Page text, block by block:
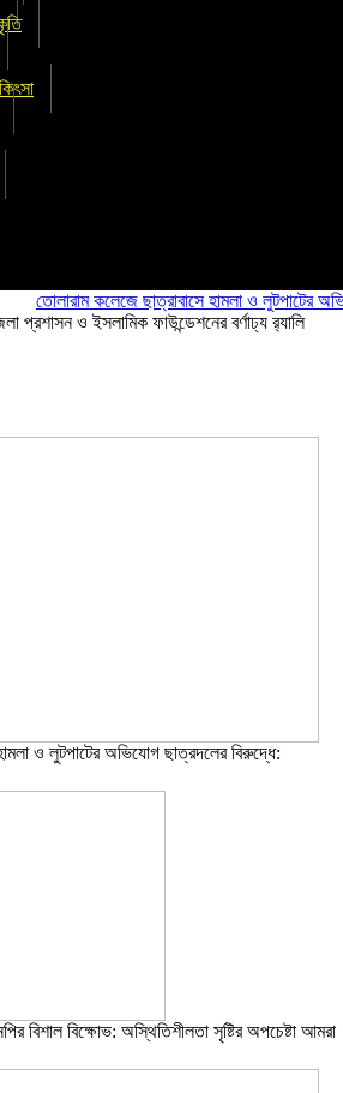
কলেজে ছাত্রাবাসে হামলা ও লুটপাটের অভিযোগ
প্রশাসন ও ইসলামিক ফাউন্ডেশনের বর্ণাঢ্য র‍্যালি
ও লুটপাটের অভিযোগ ছাত্রদলের বিরুদ্ধে:
বিশাল বিক্ষোভ: অস্থিতিশীলতা সৃষ্টির অপচেষ্টা আমরা